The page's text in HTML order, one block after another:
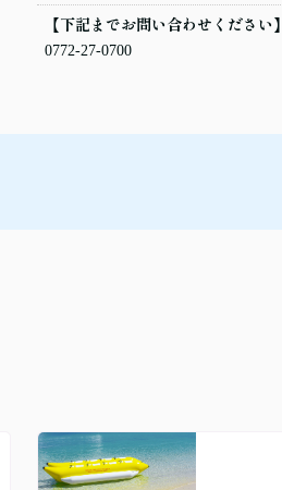
【下記までお問い合わせください】
0772-27-0700